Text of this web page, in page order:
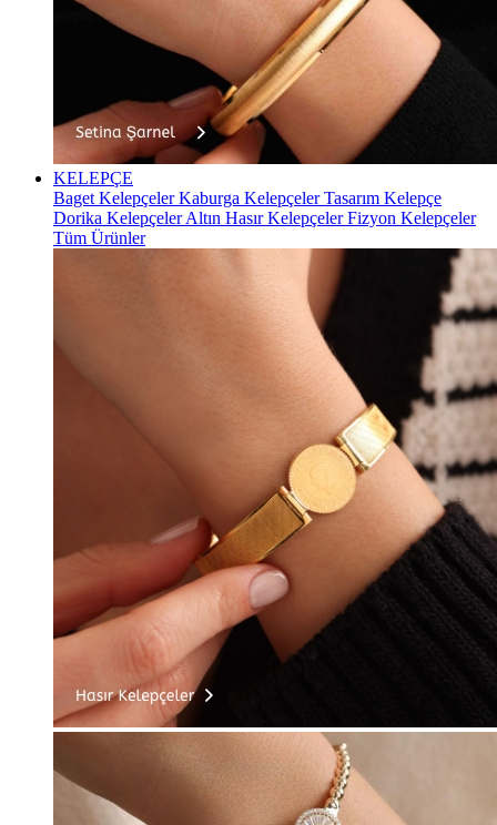
KELEPÇE
Baget KelepçelerKaburga KelepçelerTasarım Kelepçe
Dorika KelepçelerAltın Hasır KelepçelerFizyon Kelepçeler
Tüm Ürünler